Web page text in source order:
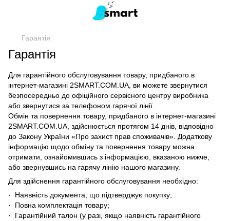
Гарантія
Гарантія
Для гарантійного обслуговування товару, придбаного в
інтернет-магазині 2SMART.COM.UA, ви можете звернутися
безпосередньо до офіційного сервісного центру виробника
або звернутися за телефоном гарячої лінії.
Обмін та повернення товару, придбаного в інтернет-магазині
2SMART.COM.UA, здійснюється протягом 14 днів, відповідно
до Закону України «Про захист прав споживачів». Додаткову
інформацію щодо обміну та повернення товару можна
отримати, ознайомившись з інформацією, вказаною нижче,
або звернувшись на гарячу лінію нашого магазину.
Для здійснення гарантійного обслуговування необхідно:
· Наявність документа, що підтверджує покупку;
· Повна комплектація товару;
· Гарантійний талон (у разі, якщо наявність гарантійного